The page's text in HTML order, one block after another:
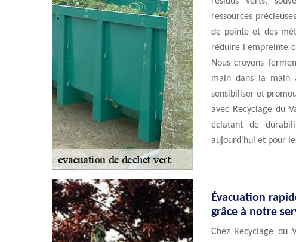
ressources
de pointe et des
réduire l'empreinte
Nous croyons
main dans la main
sensibiliser et
avec Recyclage du
éclatant de
aujourd'hui et pour
Évacuation
grâce à notre
Chez Recyclage du